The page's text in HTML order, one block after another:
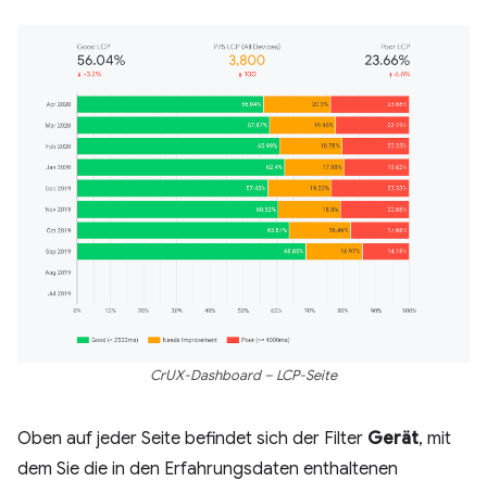
CrUX-Dashboard – LCP-Seite
Oben auf jeder Seite befindet sich der Filter Gerät, mit
dem Sie die in den Erfahrungsdaten enthaltenen